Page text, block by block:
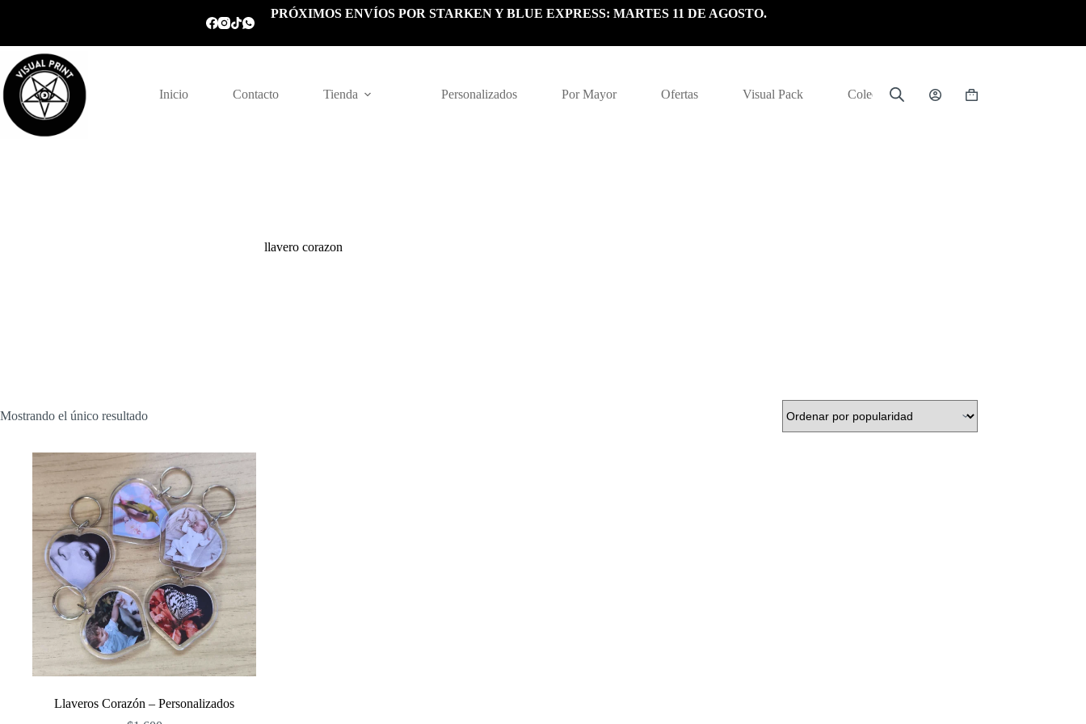
PRÓXIMOS ENVÍOS POR STARKEN Y BLUE EXPRESS: MARTES 11 DE AGOSTO.
Inicio Contacto Tienda Personalizados Por Mayor Ofertas Visual Pack Colección
Carrito
llavero corazon
Mostrando el único resultado
Llaveros Corazón – Personalizados